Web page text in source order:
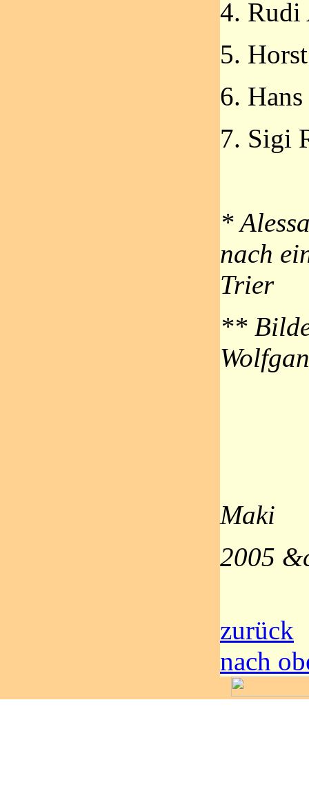
4.
5.
6.
7. Sigi
*
nach
Trier
**
Maki
2005
zurück
nach